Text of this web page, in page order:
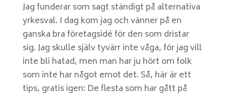
Jag funderar som sagt ständigt på alternativa
yrkesval. I dag kom jag och vänner på en
ganska bra företagsidé för den som dristar
sig. Jag skulle själv tyvärr inte våga, för jag vill
inte bli hatad, men man har ju hört om folk
som inte har något emot det. Så, här är ett
tips, gratis igen: De flesta som har gått på